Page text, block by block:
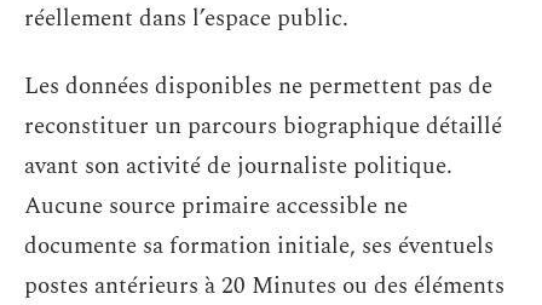
réellement dans l’espace public.
Les données disponibles ne permettent pas de
reconstituer un parcours biographique détaillé
avant son activité de journaliste politique.
Aucune source primaire accessible ne
documente sa formation initiale, ses éventuels
postes antérieurs à 20 Minutes ou des éléments